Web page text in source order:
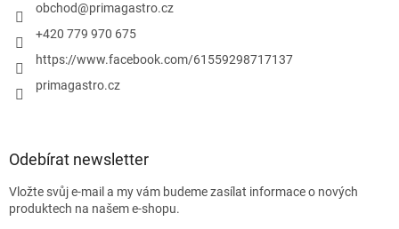
obchod@primagastro.cz
+420 779 970 675
https://www.facebook.com/61559298717137
primagastro.cz
Odebírat newsletter
Vložte svůj e-mail a my vám budeme zasílat informace o nových
produktech na našem e-shopu.